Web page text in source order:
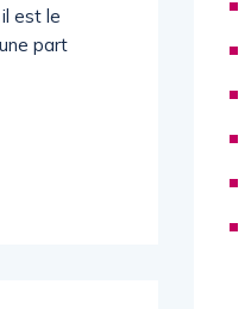
est le
part